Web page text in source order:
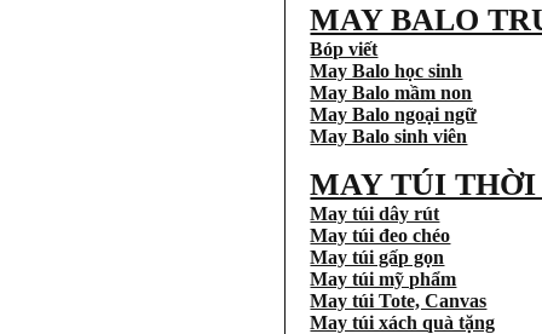
MAY BALO
Bóp viết
May Balo học sinh
May Balo mầm non
May Balo ngoại ngữ
May Balo sinh viên
MAY TÚI
May túi dây rút
May túi đeo chéo
May túi gấp gọn
May túi mỹ phẩm
May túi Tote, Canvas
May túi xách quà tặng